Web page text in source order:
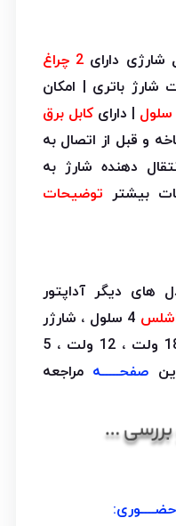
شارژی دارای
2 چراغ
شارژ باتری | امکان
| دارایکابل برق
و قبل از اتصال به
دهنده شارژ به
بیشتر توضیحات
دیگر آداپتور
4 سلول ، شارژر
پایه ای فست شارژ ، باتری 18 ولت ، 12 ولت ، 5
صفحـــــه مراجعه